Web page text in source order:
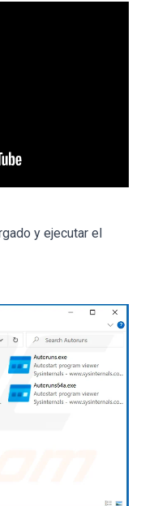
y ejecutar el